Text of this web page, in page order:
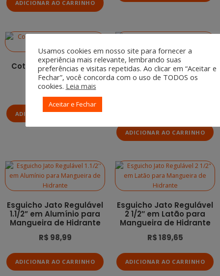
ADICIONAR AO CARRINHO
Cotovelo Galvanizado
90° de 2.1/2″
R$103,90
ADICIONAR AO CARRINHO
Esguicho Jato Regulável
ADICIONAR AO CARRINHO
Esguicho Jato Regulável
1.1/2” em Alumínio para
Mangueira de Hidrante
R$ 98,99
ADICIONAR AO CARRINHO
Esguicho Jato Regulável
2 1/2″ em Latão para
Mangueira de Hidrante
R$189,65
ADICIONAR AO CARRINHO
Usamos cookies em nosso site para fornecer a
experiência mais relevante, lembrando suas
preferências e visitas repetidas. Ao clicar em “Aceitar e
Fechar”, você concorda com o uso de TODOS os
cookies. Leia mais
Aceitar e Fechar